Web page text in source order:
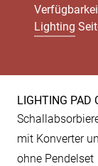
Lighting
Produkt-
Spezifikationen
LIGHTING PAD
mit Konverter
ohne Pendelset